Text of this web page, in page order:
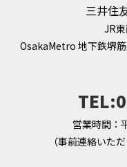
三井住
JR
OsakaMetro 地下鉄堺
営業時間：
（事前連絡いた